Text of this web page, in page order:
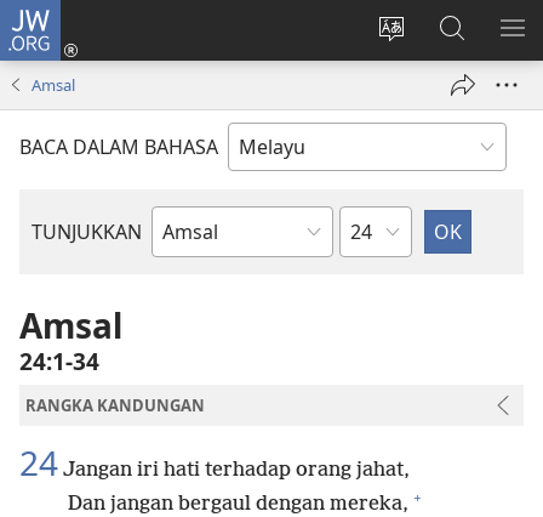
JW.ORG
Tukar
bahasa
web
Log
Masuk
baharu)
Cari
JW.ORG
Amsal
BACA DALAM BAHASA
TUNJUKKAN
Buku
Bab
Amsal
24:1-34
RANGKA KANDUNGAN
24 Jangan iri hati terhadap orang jahat,
Dan jangan bergaul dengan mereka, +